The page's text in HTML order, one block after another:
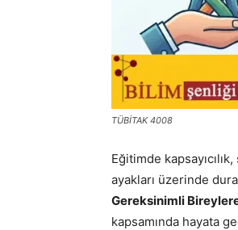
TÜBİTAK 4008
Eğitimde
ayakları üzerinde
Gereksinimli
kapsamında hayata